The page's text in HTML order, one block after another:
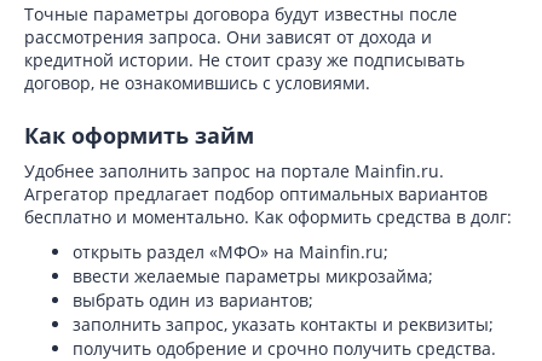
Точные параметры договора будут известны после
рассмотрения запроса. Они зависят от дохода и
кредитной истории. Не стоит сразу же подписывать
договор, не ознакомившись с условиями.
Как оформить займ
Удобнее заполнить запрос на портале Mainfin.ru.
Агрегатор предлагает подбор оптимальных вариантов
бесплатно и моментально. Как оформить средства в долг:
открыть раздел «МФО» на Mainfin.ru;
ввести желаемые параметры микрозайма;
выбрать один из вариантов;
заполнить запрос, указать контакты и реквизиты;
получить одобрение и срочно получить средства.